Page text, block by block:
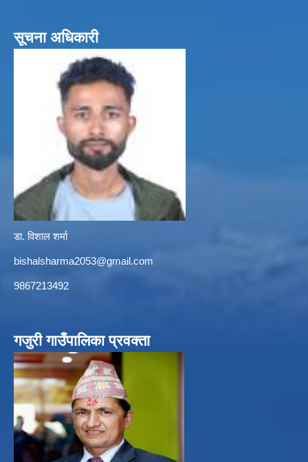
सूचना अधिकारी
डा. विशाल शर्मा
bishalsharma2053@gmail.com
9867213492
गजुरी गाउँपालिका प्रवक्ता